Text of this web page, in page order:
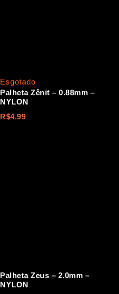
Esgotado
Palheta Zênit – 0.88mm –
NYLON
R$4.99
Palheta Zeus – 2.0mm –
NYLON